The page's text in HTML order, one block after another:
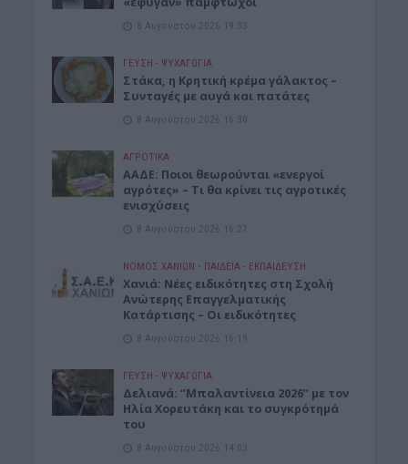
8 Αυγούστου 2026 19:33
ΓΕΎΣΗ - ΨΥΧΑΓΩΓΊΑ
Στάκα, η Κρητική κρέμα γάλακτος –
Συνταγές με αυγά και πατάτες
8 Αυγούστου 2026 16:30
ΑΓΡΟΤΙΚΑ
ΑΑΔΕ: Ποιοι θεωρούνται «ενεργοί
αγρότες» – Τι θα κρίνει τις αγροτικές
ενισχύσεις
8 Αυγούστου 2026 16:27
ΝΟΜΌΣ ΧΑΝΊΩΝ • ΠΑΙΔΕΙΑ - ΕΚΠΑΙΔΕΥΣΗ
Χανιά: Νέες ειδικότητες στη Σχολή
Ανώτερης Επαγγελματικής
Κατάρτισης – Οι ειδικότητες
8 Αυγούστου 2026 16:19
ΓΕΎΣΗ - ΨΥΧΑΓΩΓΊΑ
Δελιανά: “Μπαλαντίνεια 2026” με τον
Ηλία Χορευτάκη και το συγκρότημά
του
8 Αυγούστου 2026 14:03